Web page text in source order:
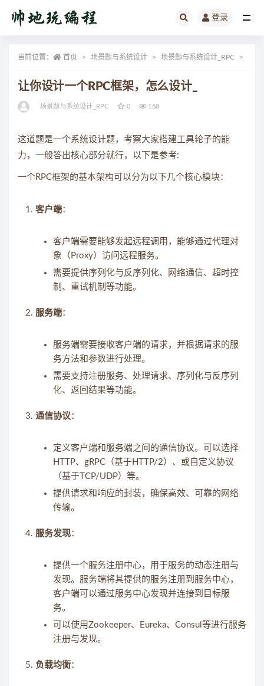
登录
当前位置： 首页 场景题与系统设计 场景题与系统设计_RPC
让你设计一个RPC框架，怎么设计_
场景题与系统设计_RPC 0 168
这道题是一个系统设计题，考察大家搭建工具轮子的能
力，一般答出核心部分就行，以下是参考:
一个RPC框架的基本架构可以分为以下几个核心模块：
客户端：
客户端需要能够发起远程调用，能够通过代理对
象（Proxy）访问远程服务。
需要提供序列化与反序列化、网络通信、超时控
制、重试机制等功能。
服务端：
服务端需要接收客户端的请求，并根据请求的服
务方法和参数进行处理。
需要支持注册服务、处理请求、序列化与反序列
化、返回结果等功能。
通信协议 ：
定义客户端和服务端之间的通信协议。可以选择
HTTP、gRPC（基于HTTP/2）、或自定义协议
（基于TCP/UDP）等。
提供请求和响应的封装，确保高效、可靠的网络
传输。
服务发现：
提供一个服务注册中心，用于服务的动态注册与
发现。服务端将其提供的服务注册到服务中心，
客户端可以通过服务中心发现并连接到目标服
务。
可以使用Zookeeper、Eureka、Consul等进行服务
注册与发现。
负载均衡：